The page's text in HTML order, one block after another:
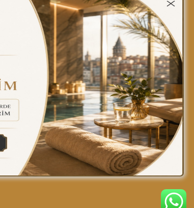
Gizlilik Politikası Türkçe
Find yourself at home
in our hotel